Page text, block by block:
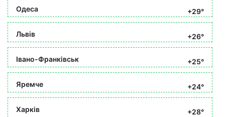
Одеса +29°
Львів +26°
Івано-Франківськ +25°
Яремче +24°
Харків
+28°